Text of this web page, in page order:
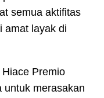
semua aktifitas
amat layak di
Premio
untuk merasakan